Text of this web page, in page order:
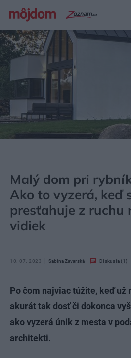
Malý dom pri
Ako to vyzerá, keď
presťahuje z ruchu
vidiek
10. 07. 2023 Sabína Zavarská Diskusia (1)
Po čom najviac túžite, keď už
akurát tak dosť či dokonca
ako vyzerá únik z mesta v
architekti.